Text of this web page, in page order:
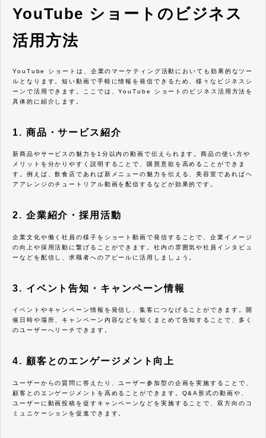
YouTube ショートのビジネス
活用方法
YouTube ショートは、企業のマーケティング活動においても効果的なツー
ルとなります。短い動画で手軽に情報を発信できるため、様々なビジネスシ
ーンで活用できます。ここでは、YouTube ショートのビジネス活用方法を
具体的に紹介します。
1. 商品・サービス紹介
新商品やサービスの魅力を1分以内の動画で伝えられます。商品の使い方や
メリットを分かりやすく説明することで、購買意欲を高めることができま
す。例えば、飲食店であれば新メニューの魅力を伝える、美容室であればヘ
アアレンジのチュートリアル動画を配信するなどが効果的です。
2. 企業紹介・採用活動
企業文化や働く社員の様子をショート動画で発信することで、企業イメージ
の向上や採用活動に繋げることができます。社内の雰囲気や社員インタビュ
ーなどを配信し、求職者へのアピールに活用しましょう。
3. イベント告知・キャンペーン情報
イベントやキャンペーン情報を発信し、集客につなげることができます。開
催日時や場所、キャンペーン内容などを短くまとめて告知することで、多く
のユーザーへリーチできます。
4. 顧客とのエンゲージメント向上
ユーザーからの質問に答えたり、ユーザー参加型の企画を実施することで、
顧客とのエンゲージメントを高めることができます。Q&A形式の動画や、
ユーザーに動画投稿を促すキャンペーンなどを実施することで、双方向のコ
ミュニケーションを促進できます。